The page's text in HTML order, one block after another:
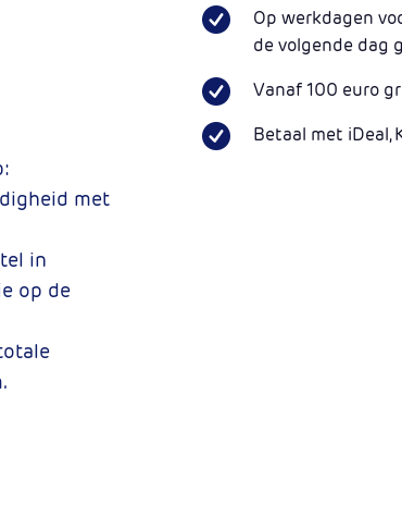
met
in
op de
Op werkdagen
de volgende dag
Vanaf 100 euro
Betaal met iDeal,